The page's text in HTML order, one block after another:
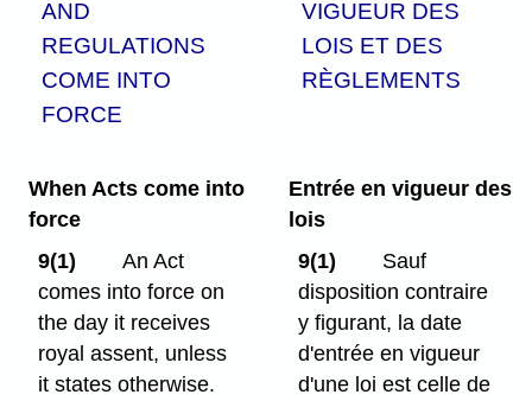
AND
REGULATIONS
COME INTO
FORCE
VIGUEUR DES
LOIS ET DES
RÈGLEMENTS
When Acts come into
force
9(1)
An Act
comes into force on
the day it receives
royal assent, unless
it states otherwise.
Entrée en vigueur des
lois
9(1)
Sauf
disposition contraire
y figurant, la date
d'entrée en vigueur
d'une loi est celle de